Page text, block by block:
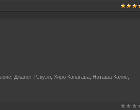
Джанет Рэкуэл, Хиро Канагава, Наташа Калис,